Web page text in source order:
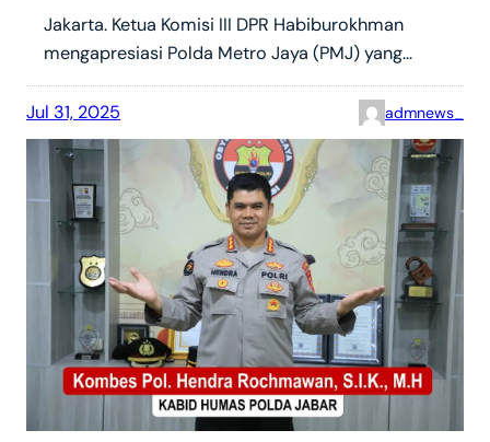
Jakarta. Ketua Komisi III DPR Habiburokhman
mengapresiasi Polda Metro Jaya (PMJ) yang…
Jul 31, 2025 admnews_